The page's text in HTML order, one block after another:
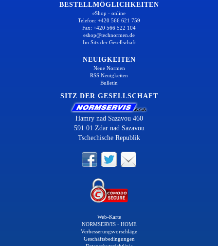
BESTELLMÖGLICHKEITEN
eShop - online
Telefon: +420 566 621 759
Fax: +420 566 522 104
eshop@technormen.de
Im Sitz der Gesellschaft
NEUIGKEITEN
Neue Normen
RSS Neuigkeiten
Bulletin
SITZ DER GESELLSCHAFT
Hamry nad Sazavou 460
591 01 Zdar nad Sazavou
Tschechische Republik
Web-Karte
NORMSERVIS - HOME
Verbesserungsvorschläge
Geschäftsbedingungen